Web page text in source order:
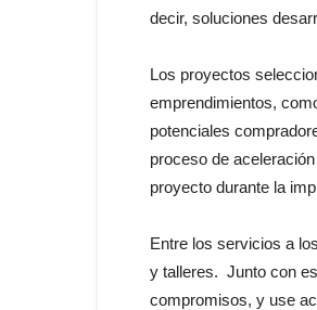
decir, soluciones
Los proyectos
emprendimientos,
potenciales
proceso de
proyecto durante la
Entre los servicios a
y talleres. Junto con
compromisos, y use